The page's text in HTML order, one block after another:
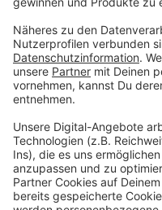
Anzeige
Meldung der Stadt
Untersuchung von
Antenne-Düsseldorf-
Anzeige